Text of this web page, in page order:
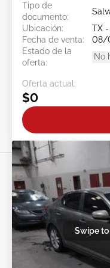
Tipo de
documento:
Ubicación:
TX -
Fecha de venta:
08/
Estado de la
oferta:
No
Oferta actual:
$0
Swipe